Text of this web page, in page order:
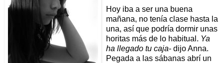
Hoy iba a ser una buena
mañana, no tenía clase hasta la
una, así que podría dormir unas
horitas más de lo habitual. Ya
ha llegado tu caja- dijo Anna.
Pegada a las sábanas abrí un